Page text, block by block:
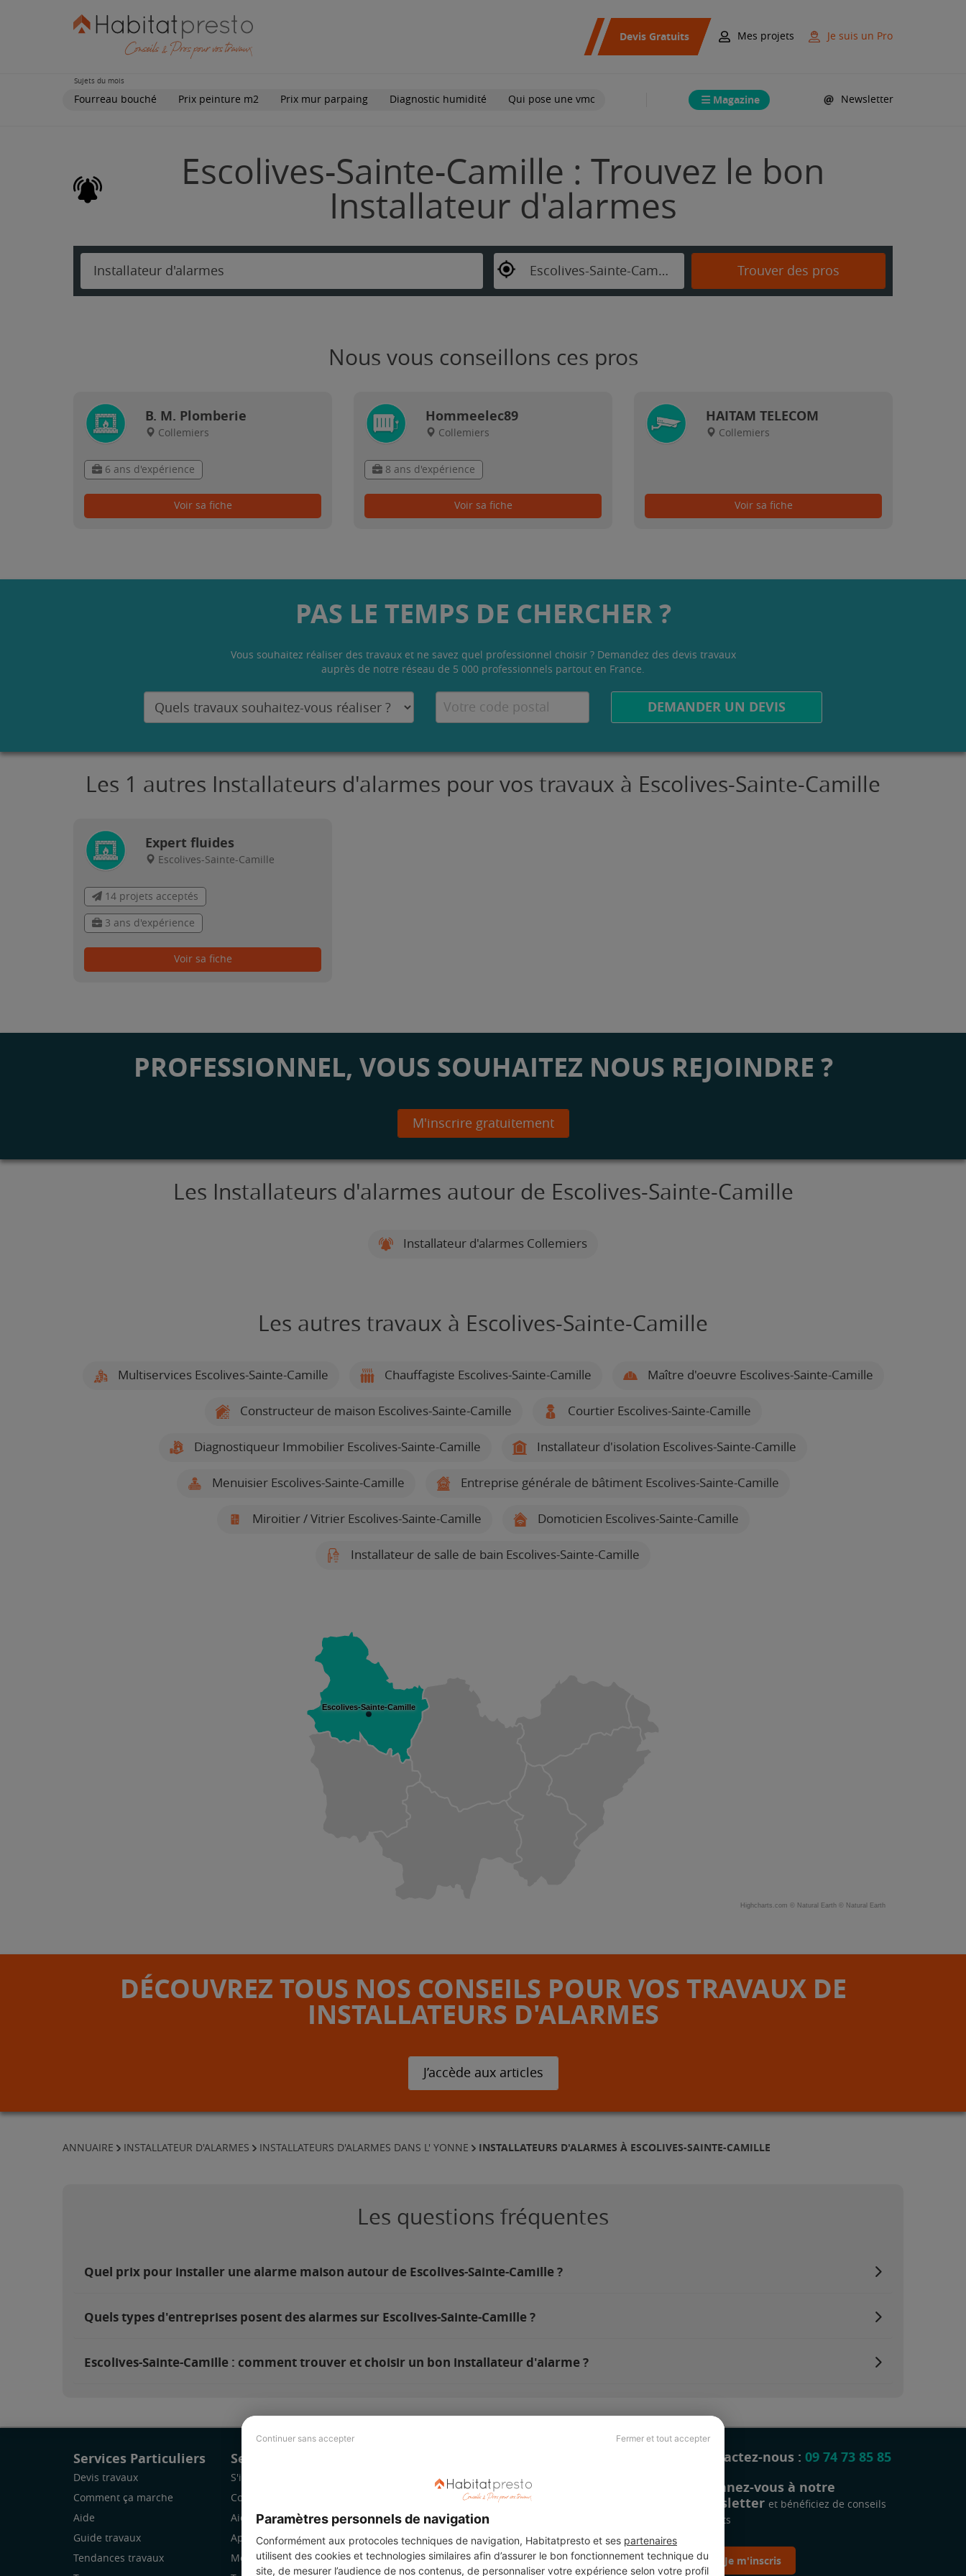
Continuer sans accepter Fermer et tout accepter
Paramètres personnels de navigation
Conformément aux protocoles techniques de navigation, Habitatpresto et ses partenaires
utilisent des cookies et technologies similaires afin d’assurer le bon fonctionnement technique du
site, de mesurer l’audience de nos contenus, de personnaliser votre expérience selon votre profil
Devis Gratuits Mes projets Je suis un Pro
Sujets du mois
Fourreau bouché Prix peinture m2 Prix mur parpaing Diagnostic humidité Qui pose une vmc Magazine Newsletter
Escolives-Sainte-Camille : Trouvez le bon
Installateur d'alarmes
Installateur d'alarmes Escolives-Sainte-Camille Trouver des pros
Nous vous conseillons ces pros
B. M. Plomberie
Collemiers
6 ans d'expérience
Voir sa fiche
Hommeelec89
Collemiers
8 ans d'expérience
Voir sa fiche
HAITAM TELECOM
Collemiers
Voir sa fiche
PAS LE TEMPS DE CHERCHER ?
Vous souhaitez réaliser des travaux et ne savez quel professionnel choisir ? Demandez des devis travaux
auprès de notre réseau de 5 000 professionnels partout en France.
DEMANDER UN DEVIS
Les 1 autres Installateurs d'alarmes pour vos travaux à Escolives-Sainte-Camille
Expert fluides
Escolives-Sainte-Camille
14 projets acceptés
3 ans d'expérience
Voir sa fiche
PROFESSIONNEL, VOUS SOUHAITEZ NOUS REJOINDRE ?
M'inscrire gratuitement
Les Installateurs d'alarmes autour de Escolives-Sainte-Camille
Installateur d'alarmes Collemiers
Les autres travaux à Escolives-Sainte-Camille
Multiservices Escolives-Sainte-Camille Chauffagiste Escolives-Sainte-Camille Maître d'oeuvre Escolives-Sainte-Camille
Constructeur de maison Escolives-Sainte-Camille Courtier Escolives-Sainte-Camille
Diagnostiqueur Immobilier Escolives-Sainte-Camille Installateur d'isolation Escolives-Sainte-Camille
Menuisier Escolives-Sainte-Camille Entreprise générale de bâtiment Escolives-Sainte-Camille
Miroitier / Vitrier Escolives-Sainte-Camille Domoticien Escolives-Sainte-Camille
Installateur de salle de bain Escolives-Sainte-Camille
Escolives-Sainte-Camille
Highcharts.com © Natural Earth © Natural Earth
DÉCOUVREZ TOUS NOS CONSEILS POUR VOS TRAVAUX DE
INSTALLATEURS D'ALARMES
J’accède aux articles
ANNUAIRE INSTALLATEUR D'ALARMES INSTALLATEURS D'ALARMES DANS L' YONNE INSTALLATEURS D'ALARMES À ESCOLIVES-SAINTE-CAMILLE
Les questions fréquentes
Quel prix pour installer une alarme maison autour de Escolives-Sainte-Camille ?
Quels types d'entreprises posent des alarmes sur Escolives-Sainte-Camille ?
Escolives-Sainte-Camille : comment trouver et choisir un bon installateur d'alarme ?
Services Particuliers
Devis travaux
Comment ça marche
Aide
Guide travaux
Tendances travaux
Services Pro
S'inscrire
Comment ça marche
Aide
Application Mobile
Mon espace
Revue de presse
Légal
Charte cookies
Contactez-nous : 09 74 73 85 85
Abonnez-vous à notre
newsletter et bénéficiez de conseils
gratuits
Je m'inscris